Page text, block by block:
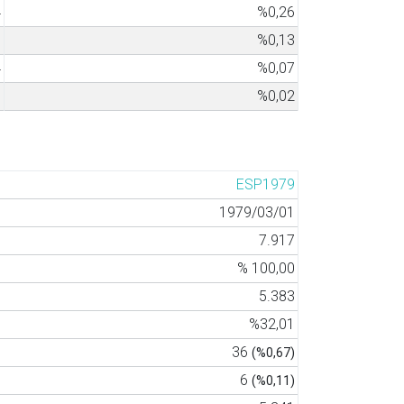
%0,26
%0,13
%0,07
%0,02
ESP1979
1979/03/01
7.917
% 100,00
5.383
%32,01
36 (%0,67)
6 (%0,11)